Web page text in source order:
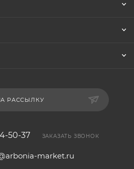
РАССЫЛКУ
50-37 ЗАКАЗАТЬ ЗВОНОК
market.ru